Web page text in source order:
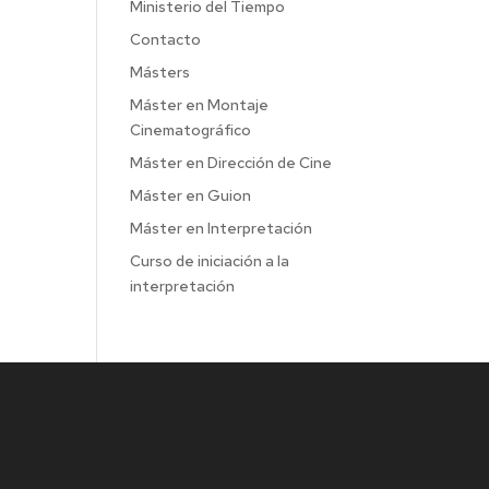
Ministerio del Tiempo
Contacto
Másters
Máster en Montaje
Cinematográfico
Máster en Dirección de Cine
Máster en Guion
Máster en Interpretación
Curso de iniciación a la
interpretación